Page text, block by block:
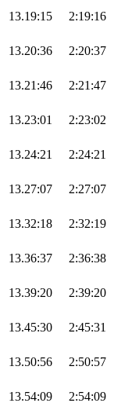
13.19:15 2:19:16
13.20:36 2:20:37
13.21:46 2:21:47
13.23:01 2:23:02
13.24:21 2:24:21
13.27:07 2:27:07
13.32:18 2:32:19
13.36:37 2:36:38
13.39:20 2:39:20
13.45:30 2:45:31
13.50:56 2:50:57
13.54:09 2:54:09